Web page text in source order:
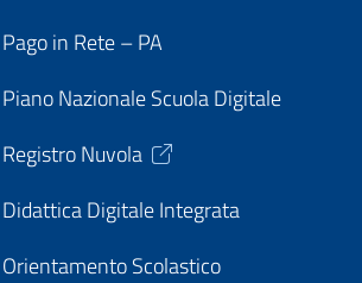
Pago in Rete – PA
Piano Nazionale Scuola Digitale
Registro Nuvola
Didattica Digitale Integrata
Orientamento Scolastico